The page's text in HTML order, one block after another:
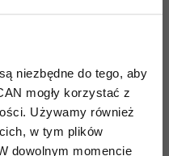
niezbędne do tego, aby
mogły korzystać z
Używamy również
w tym plików
dowolnym momencie